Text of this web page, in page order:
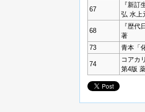
67
『新
弘 水上
68
『歴代
著
73
青本「
74
コアカ
第4版